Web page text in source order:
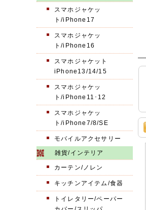
スマホジャケッ
ト/iPhone17
スマホジャケッ
ト/iPhone16
スマホジャケット
iPhone13/14/15
スマホジャケッ
ト/iPhone11･12
スマホジャケッ
ト/iPhone7/8/SE
モバイルアクセサリー
雑貨/インテリア
カーテン/ノレン
キッチンアイテム/食器
トイレタリー/ペーパー